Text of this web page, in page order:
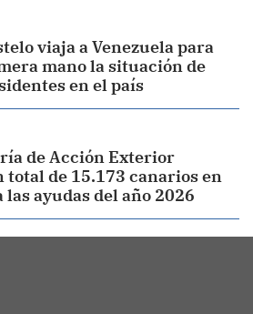
viaja a Venezuela para
mano la situación de
en el país
de Acción Exterior
total de 15.173 canarios en
las ayudas del año 2026